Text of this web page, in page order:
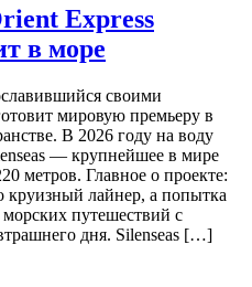
Express
в море
своими
мировую премьеру в
В 2026 году на воду
— крупнейшее в мире
метров. Главное о проекте:
лайнер, а попытка
морских путешествий с
дня. Silenseas […]